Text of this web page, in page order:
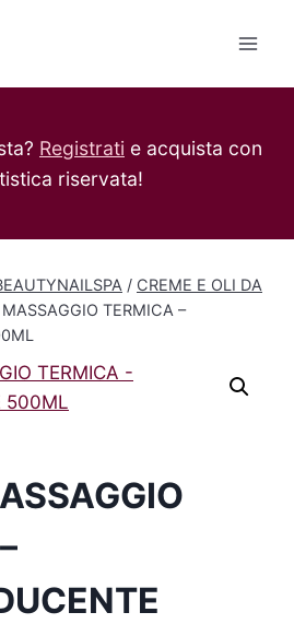
Registrati e acquista con
riservata!
/ CREME E OLI DA
TERMICA –